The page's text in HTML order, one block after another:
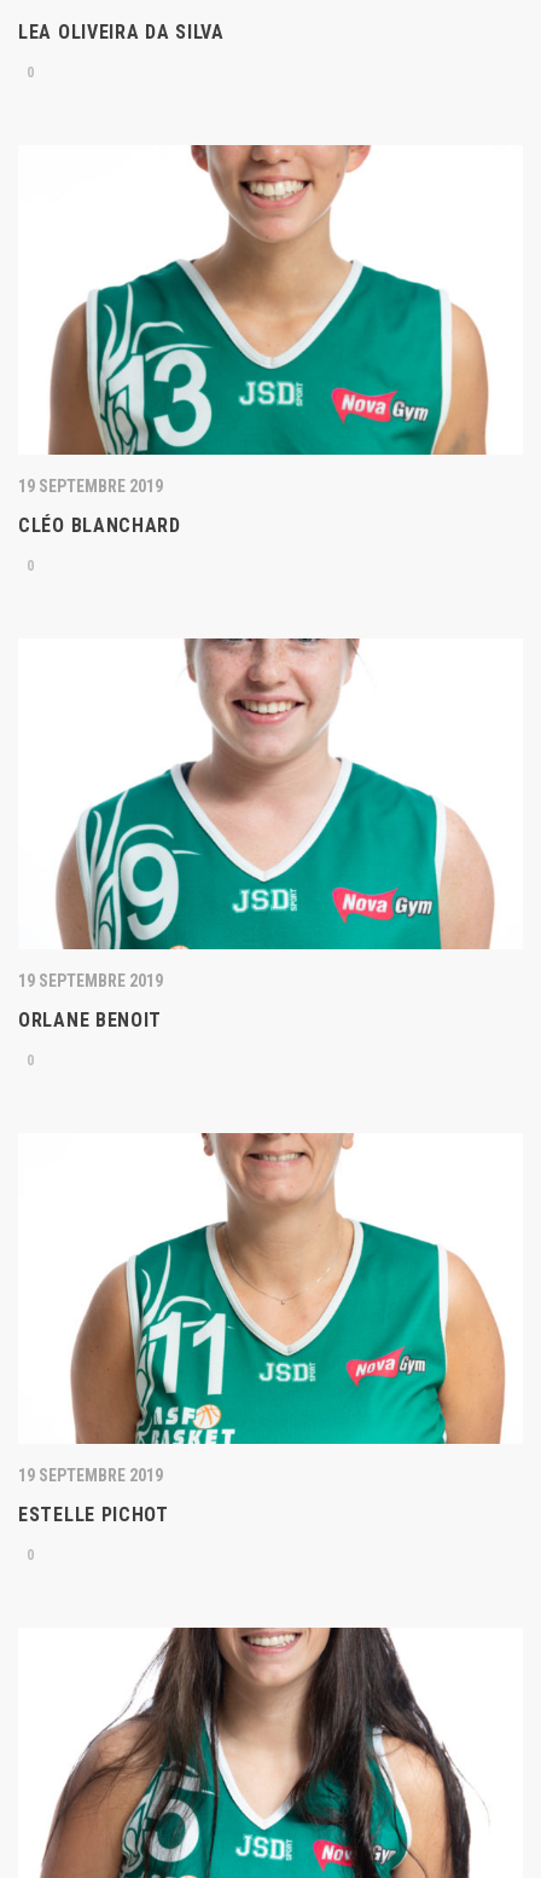
LEA OLIVEIRA DA SILVA
0
19 SEPTEMBRE 2019
CLÉO BLANCHARD
0
19 SEPTEMBRE 2019
ORLANE BENOIT
0
19 SEPTEMBRE 2019
ESTELLE PICHOT
0